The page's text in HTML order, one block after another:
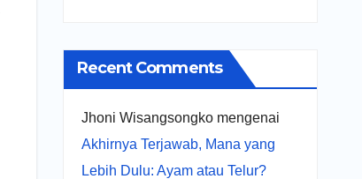
Recent Comments
Jhoni Wisangsongkomengenai
Akhirnya Terjawab, Mana yang
Lebih Dulu: Ayam atau Telur?